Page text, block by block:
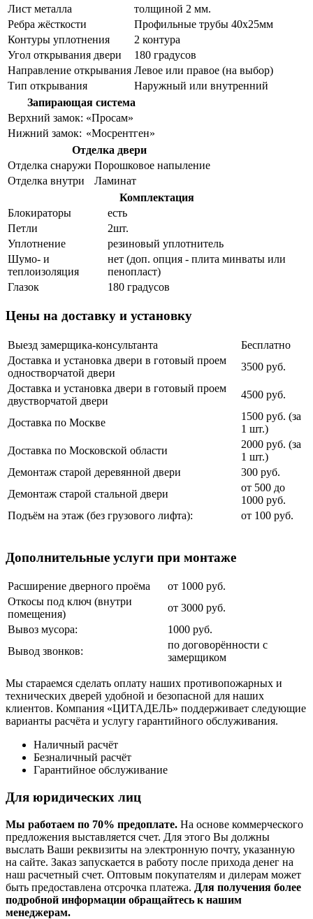
Лист металла
толщиной 2 мм.
Ребра жёсткости
Профильные трубы 40х25мм
Контуры уплотнения
2 контура
Угол открывания двери
180 градусов
Направление открывания Левое или правое (на выбор)
Тип открывания
Наружный или внутренний
Запирающая система
Верхний замок: «Просам»
Нижний замок: «Мосрентген»
Отделка двери
Отделка снаружи Порошковое напыление
Отделка внутри
Ламинат
Комплектация
Блокираторы
есть
Петли
2шт.
Уплотнение
резиновый уплотнитель
Шумо- и
теплоизоляция
нет (доп. опция - плита минваты или
пенопласт)
Глазок
180 градусов
Цены на доставку и установку
Выезд замерщика-консультанта
Бесплатно
Доставка и установка двери в готовый проем
одностворчатой двери
3500 руб.
Доставка и установка двери в готовый проем
двустворчатой двери
4500 руб.
Доставка по Москве
1500 руб. (за
1 шт.)
Доставка по Московской области
2000 руб. (за
1 шт.)
Демонтаж старой деревянной двери
300 руб.
Демонтаж старой стальной двери
от 500 до
1000 руб.
Подъём на этаж (без грузового лифта):
от 100 руб.
Дополнительные услуги при монтаже
Расширение дверного проёма
от 1000 руб.
Откосы под ключ (внутри
помещения)
от 3000 руб.
Вывоз мусора:
1000 руб.
Вывод звонков:
по договорённости с
замерщиком
Мы стараемся сделать оплату наших противопожарных и
технических дверей удобной и безопасной для наших
клиентов. Компания «ЦИТАДЕЛЬ» поддерживает следующие
варианты расчёта и услугу гарантийного обслуживания.
Наличный расчёт
Безналичный расчёт
Гарантийное обслуживание
Для юридических лиц
Мы работаем по 70% предоплате. На основе коммерческого
предложения выставляется счет. Для этого Вы должны
выслать Ваши реквизиты на электронную почту, указанную
на сайте. Заказ запускается в работу после прихода денег на
наш расчетный счет. Оптовым покупателям и дилерам может
быть предоставлена отсрочка платежа. Для получения более
подробной информации обращайтесь к нашим
менеджерам.